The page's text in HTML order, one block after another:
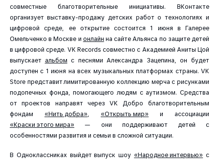
совместные благотворительные инициативы. ВКонтакте
организует выставку-продажу детских работ о технологиях и
цифровой среде, ее открытие состоится 1 июня в Галерее
Омельченко в Москве и онлайн на сайте Альянса по защите детей
в цифровой среде. VK Records совместно с Академией Аниты Цой
выпускает альбом с песнями Александра Зацепина, он будет
доступен с 1 июня на всех музыкальных платформах страны. VK
Store представит лимитированную коллекцию мерча с рисунками
подопечных фонда, помогающего людям с аутизмом. Средства
от проектов направят через VK Добро благотворительным
фондам «Нить добра» «Открыть мир» и ассоциации
«Краски этого мира» — они поддерживают детей с
особенностями развития и семьи в сложной ситуации.
В Одноклассниках выйдет выпуск шоу «Народное интервью» с